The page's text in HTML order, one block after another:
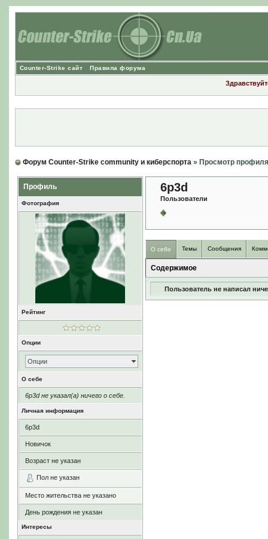
Counter-Strike сайт Правила форума
Форум Counter-Strike community и киберспорта» Просмотр профиля
Профиль
Фотография
Рейтинг
Опции
Опции
О себе
6p3d не указал(а) ничего о себе.
Личная информация
6p3d
Новичок
Возраст не указан
Пол не указан
Место жительства не указано
День рождения не указан
Интересы
6p3d
Пользователи
О себе Темы Сообщения
Содержимое
Пользователь не написал